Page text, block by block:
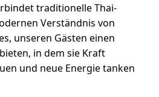
traditionelle Thai-
Verständnis von
unseren Gästen einen
in dem sie Kraft
und neue Energie tanken